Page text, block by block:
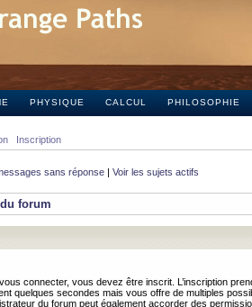
PHYSIQUE CALCUL PHILOSOPHIE
Inscription
sans réponse | Voir les sujets actifs
forum
connecter, vous devez être inscrit. L’inscription
quelques secondes mais vous offre de multiples
du forum peut également accorder des